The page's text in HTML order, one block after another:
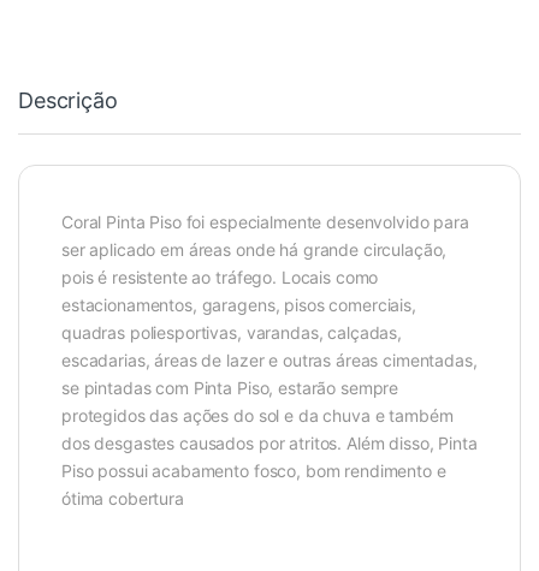
Descrição
Coral Pinta Piso foi especialmente desenvolvido para
ser aplicado em áreas onde há grande circulação,
pois é resistente ao tráfego. Locais como
estacionamentos, garagens, pisos comerciais,
quadras poliesportivas, varandas, calçadas,
escadarias, áreas de lazer e outras áreas cimentadas,
se pintadas com Pinta Piso, estarão sempre
protegidos das ações do sol e da chuva e também
dos desgastes causados por atritos. Além disso, Pinta
Piso possui acabamento fosco, bom rendimento e
ótima cobertura